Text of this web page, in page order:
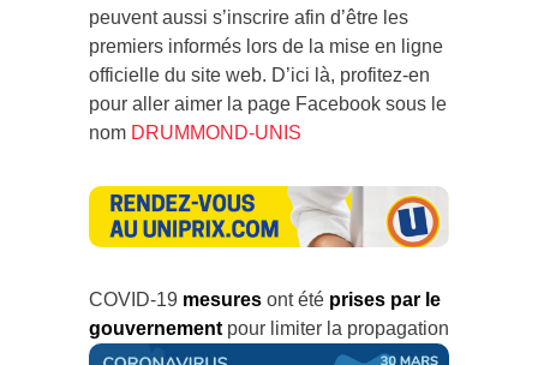
peuvent aussi s’inscrire afin d’être les
premiers informés lors de la mise en ligne
officielle du site web. D’ici là, profitez-en
pour aller aimer la page Facebook sous le
nom DRUMMOND-UNIS
COVID-19 mesures ont été prises par le
gouvernement pour limiter la propagation